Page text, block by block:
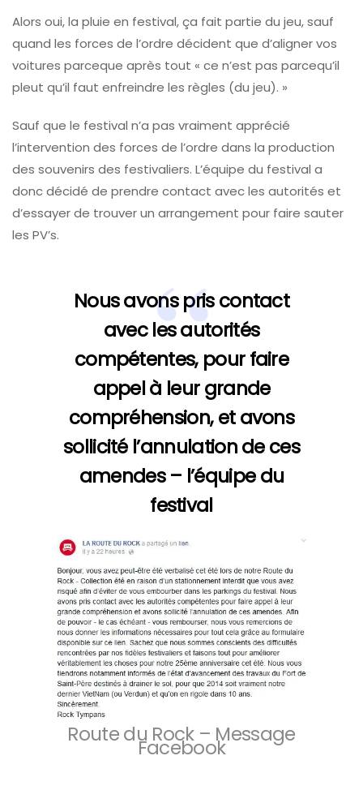
Alors oui, la pluie en festival, ça fait partie du jeu, sauf
quand les forces de l’ordre décident que d’aligner vos
voitures parceque après tout « ce n’est pas parcequ’il
pleut qu’il faut enfreindre les règles (du jeu). »
Sauf que le festival n’a pas vraiment apprécié
l’intervention des forces de l’ordre dans la production
des souvenirs des festivaliers. L’équipe du festival a
donc décidé de prendre contact avec les autorités et
d’essayer de trouver un arrangement pour faire sauter
les PV’s.
Nous avons pris contact
avec les autorités
compétentes, pour faire
appel à leur grande
compréhension, et avons
sollicité l’annulation de ces
amendes – l’équipe du
festival
Route du Rock – Message
Facebook